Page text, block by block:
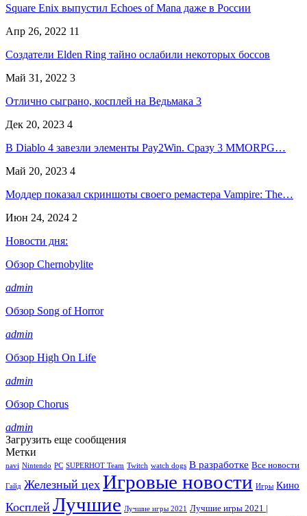
Square Enix выпустил Echoes of Mana даже в России
Апр 26, 2022 11
Создатели Elden Ring тайно ослабили некоторых боссов
Май 31, 2022 3
Отлично сыграно, косплей на Ведьмака 3
Дек 20, 2023 4
В Diablo 4 завезли элементы Pay2Win. Сразу 3 MMORPG…
Май 20, 2023 4
Моддер показал скриншоты своего ремастера Vampire: The…
Июн 24, 2024 2
Новости дня:
Обзор Chernobylite
admin
Обзор Song of Horror
admin
Обзор High On Life
admin
Обзор Chorus
admin
Загрузить еще сообщения
Метки
navi Nintendo PC SUPERHOT Team Twitch watch dogs В разработке Все новости
Гайд Железный цех Игровые новости Игры Кино
Косплей Лучшие Лучшие игры 2021
Лучшие игры 2021 |